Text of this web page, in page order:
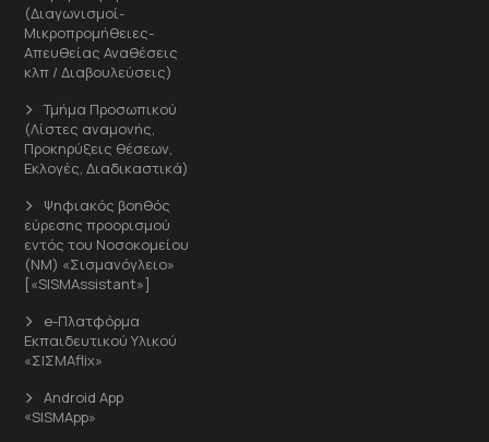
(Διαγωνισμοί-
Μικροπρομήθειες-
Απευθείας Αναθέσεις
κλπ / Διαβουλεύσεις)
Τμήμα Προσωπικού
(Λίστες αναμονής,
Προκηρύξεις θέσεων,
Εκλογές, Διαδικαστικά)
Ψηφιακός βοηθός
εύρεσης προορισμού
εντός του Νοσοκομείου
(ΝΜ) «Σισμανόγλειο»
[«SISMAssistant»]
e-Πλατφόρμα
Εκπαιδευτικού Υλικού
«ΣΙΣΜΑflix»
Android App
«SISMApp»